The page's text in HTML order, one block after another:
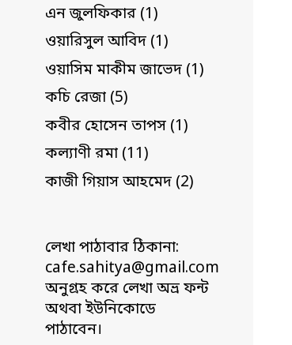
এন জুলফিকার (1)
ওয়ারিসুল আবিদ (1)
ওয়াসিম মাকীম জাভেদ (1)
কচি রেজা (5)
কবীর হোসেন তাপস (1)
কল্যাণী রমা (11)
কাজী গিয়াস আহমেদ (2)
লেখা পাঠাবার ঠিকানা:
cafe.sahitya@gmail.com
অনুগ্রহ করে লেখা অভ্র ফন্ট
অথবা ইউনিকোডে
পাঠাবেন।